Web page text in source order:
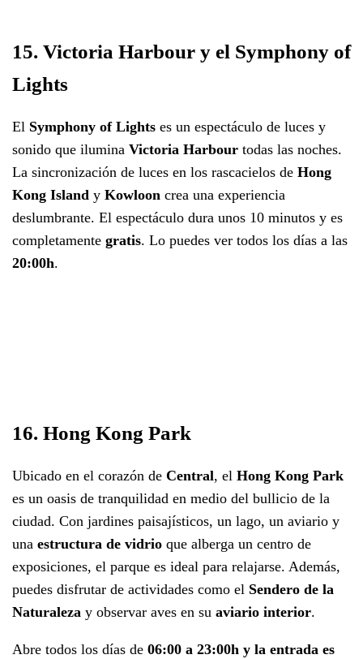
15. Victoria Harbour y el Symphony of
Lights
El Symphony of Lights es un espectáculo de luces y
sonido que ilumina Victoria Harbour todas las noches.
La sincronización de luces en los rascacielos de Hong
Kong Island y Kowloon crea una experiencia
deslumbrante. El espectáculo dura unos 10 minutos y es
completamente gratis. Lo puedes ver todos los días a las
20:00h.
16. Hong Kong Park
Ubicado en el corazón de Central, el Hong Kong Park
es un oasis de tranquilidad en medio del bullicio de la
ciudad. Con jardines paisajísticos, un lago, un aviario y
una estructura de vidrio que alberga un centro de
exposiciones, el parque es ideal para relajarse. Además,
puedes disfrutar de actividades como el Sendero de la
Naturaleza y observar aves en su aviario interior.
Abre todos los días de 06:00 a 23:00h y la entrada es